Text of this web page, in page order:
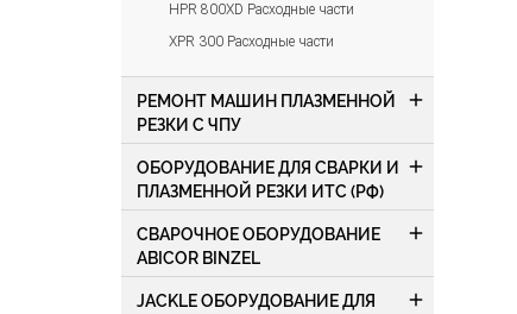
HPR 800XD Расходные части
XPR 300 Расходные части
РЕМОНТ МАШИН ПЛАЗМЕННОЙ
РЕЗКИ С ЧПУ
add
ОБОРУДОВАНИЕ ДЛЯ СВАРКИ И
ПЛАЗМЕННОЙ РЕЗКИ ИТС (РФ)
add
СВАРОЧНОЕ ОБОРУДОВАНИЕ
ABICOR BINZEL
add
JACKLE ОБОРУДОВАНИЕ ДЛЯ
add